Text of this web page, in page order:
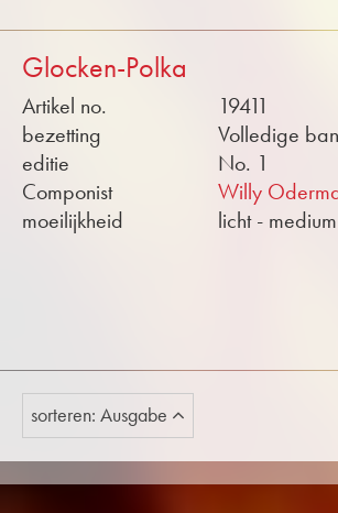
Glocken-Polka
Artikel no.
19411
bezetting
Volledige
editie
No. 1
Componist
Willy
moeilijkheid
licht - medium
sorteren: Ausgabe